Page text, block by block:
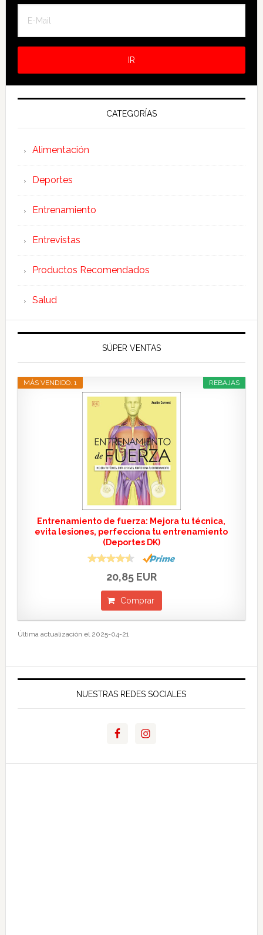
CATEGORÍAS
Alimentación
Deportes
Entrenamiento
Entrevistas
Productos Recomendados
Salud
SÚPER VENTAS
REBAJAS
MÁS VENDIDO. 1
Entrenamiento de fuerza: Mejora tu técnica,
evita lesiones, perfecciona tu entrenamiento
(Deportes DK)
20,85 EUR
Comprar
Última actualización el 2025-04-21
NUESTRAS REDES SOCIALES